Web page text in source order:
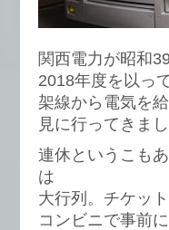
関西電力が昭和
2018年度を以っ
架線から電気を
見に行ってきまし
連休というこも
は
大行列。チケッ
コンビニで事前